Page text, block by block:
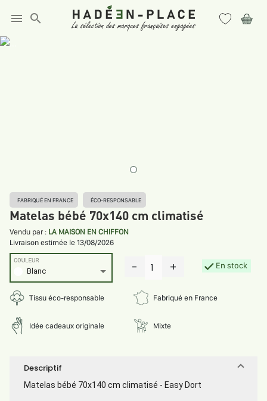
menu search
FABRIQUÉ EN FRANCE ÉCO-RESPONSABLE
Matelas bébé 70x140 cm climatisé
Vendu par : LA MAISON EN CHIFFON
Livraison estimée le 13/08/2026
Tissu éco-responsable Fabriqué en France
Idée cadeaux originale Mixte
Blanc
COULEUR - 1 + En stock
Descriptif
Matelas bébé 70x140 cm climatisé - Easy Dort